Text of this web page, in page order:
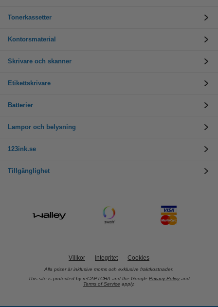
Tonerkassetter
Kontorsmaterial
Skrivare och skanner
Etikettskrivare
Batterier
Lampor och belysning
123ink.se
Tillgänglighet
Villkor Integritet Cookies
Alla priser är inklusive moms och exklusive fraktkostnader.
This site is protected by reCAPTCHA and the Google Privacy Policy and
Terms of Service apply.